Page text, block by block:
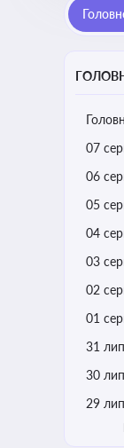
07
06
05
04
03
02
01
31
30
29